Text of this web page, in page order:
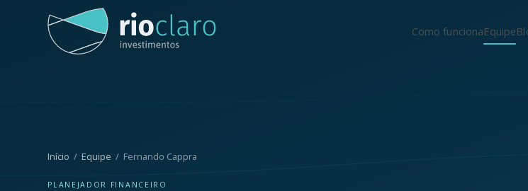
Como funcionaEquipe
Início / Equipe / Fernando Cappra
PLANEJADOR FINANCEIRO